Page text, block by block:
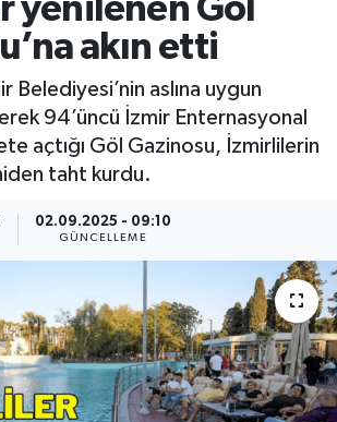
yenilenen Göl
akın etti
Belediyesi’nin aslına uygun
94’üncü İzmir Enternasyonal
açtığı Göl Gazinosu, İzmirlilerin
taht kurdu.
02.09.2025 - 09:10
GÜNCELLEME
Haberleri